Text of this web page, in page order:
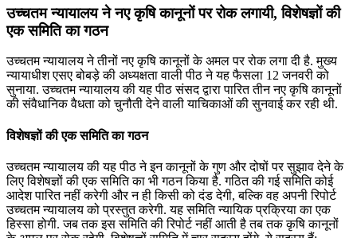
उच्चतम न्यायालय ने नए कृषि कानूनों पर रोक लगायी, विशेषज्ञों की
एक समिति का गठन
उच्चतम न्यायालय ने तीनों नए कृषि कानूनों के अमल पर रोक लगा दी है. मुख्य
न्यायाधीश एसए बोबड़े की अध्यक्षता वाली पीठ ने यह फैसला 12 जनवरी को
सुनाया. उच्चतम न्यायालय की यह पीठ संसद द्वारा पारित तीन नए कृषि कानूनों
की संवैधानिक वैधता को चुनौती देने वाली याचिकाओं की सुनवाई कर रही थी.
विशेषज्ञों की एक समिति का गठन
उच्चतम न्यायालय की यह पीठ ने इन कानूनों के गुण और दोषों पर सुझाव देने के
लिए विशेषज्ञों की एक समिति का भी गठन किया है. गठित की गई समिति कोई
आदेश पारित नहीं करेगी और न ही किसी को दंड देगी, बल्कि वह अपनी रिपोर्ट
उच्चतम न्यायालय को प्रस्तुत करेगी. यह समिति न्यायिक प्रक्रिया का एक
हिस्सा होगी. जब तक इस समिति की रिपोर्ट नहीं आती है तब तक कृषि कानूनों